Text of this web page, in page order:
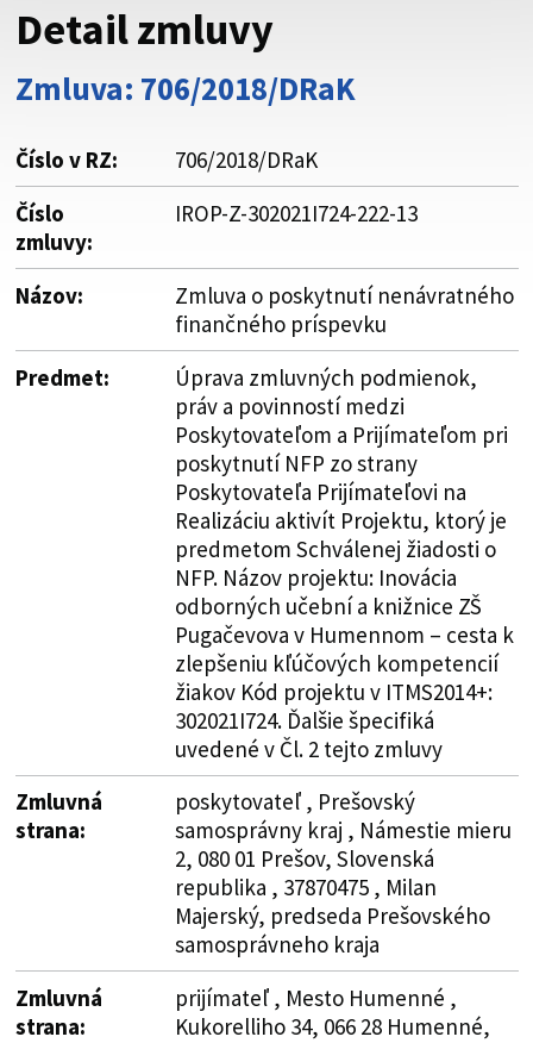
Buďte pozorní a vždy sa uistite, že zdieľate informácie iba
cez zabezpečenú webovú stránku. Zabezpečená stránka
vždy začína https:// pred názvom domény webového sídla.
Detail zmluvy
Zmluva: 706/2018/DRaK
Číslo v RZ:
706/2018/DRaK
Číslo
zmluvy:
IROP-Z-302021I724-222-13
Názov:
Zmluva o poskytnutí nenávratného
finančného príspevku
Predmet:
Úprava zmluvných podmienok,
práv a povinností medzi
Poskytovateľom a Prijímateľom pri
poskytnutí NFP zo strany
Poskytovateľa Prijímateľovi na
Realizáciu aktivít Projektu, ktorý je
predmetom Schválenej žiadosti o
NFP. Názov projektu: Inovácia
odborných učební a knižnice ZŠ
Pugačevova v Humennom – cesta k
zlepšeniu kľúčových kompetencií
žiakov Kód projektu v ITMS2014+:
302021I724. Ďalšie špecifiká
uvedené v Čl. 2 tejto zmluvy
Zmluvná
strana:
poskytovateľ , Prešovský
samosprávny kraj , Námestie mieru
2, 080 01 Prešov, Slovenská
republika , 37870475 , Milan
Majerský, predseda Prešovského
samosprávneho kraja
Zmluvná
strana:
prijímateľ , Mesto Humenné ,
Kukorelliho 34, 066 28 Humenné,